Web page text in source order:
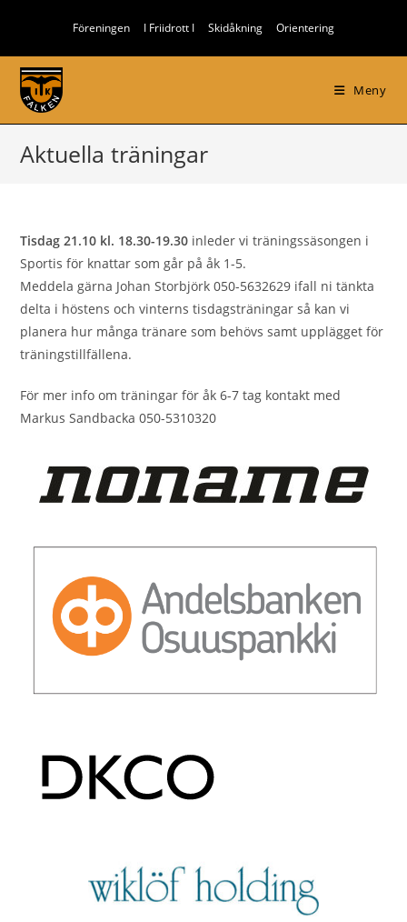
innehållet
Föreningen I Friidrott I Skidåkning Orientering
Meny
Aktuella träningar
Tisdag 21.10 kl. 18.30-19.30 inleder vi träningssäsongen i
Sportis för knattar som går på åk 1-5.
Meddela gärna Johan Storbjörk 050-5632629 ifall ni tänkta
delta i höstens och vinterns tisdagsträningar så kan vi
planera hur många tränare som behövs samt upplägget för
träningstillfällena.
För mer info om träningar för åk 6-7 tag kontakt med
Markus Sandbacka 050-5310320